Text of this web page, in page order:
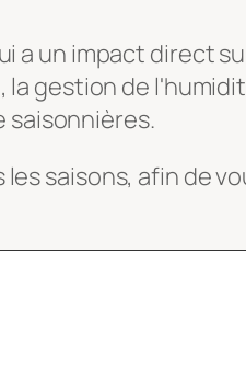
un impact direct
la gestion de
saisonnières.
saisons, afin de